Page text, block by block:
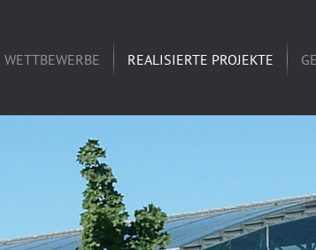
WETTBEWERBE REALISIERTE PROJEKTE